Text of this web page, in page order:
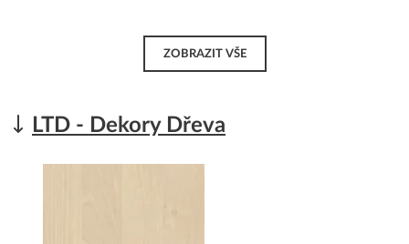
ZOBRAZIT VŠE
LTD - Dekory Dřeva